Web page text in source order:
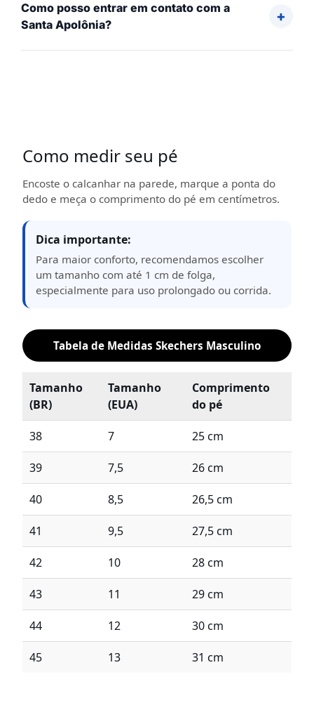
Como posso entrar em contato com a
Santa Apolônia?
Como medir seu pé
Encoste o calcanhar na parede, marque a ponta do
dedo e meça o comprimento do pé em centímetros.
Dica importante:
Para maior conforto, recomendamos escolher
um tamanho com até 1 cm de folga,
especialmente para uso prolongado ou corrida.
Tabela de Medidas Skechers Masculino
Tamanho
(BR)
Tamanho
(EUA)
Comprimento
do pé
38 7 25 cm
39 7,5 26 cm
40 8,5 26,5 cm
41 9,5 27,5 cm
42 10 28 cm
43 11 29 cm
44 12 30 cm
45 13 31 cm